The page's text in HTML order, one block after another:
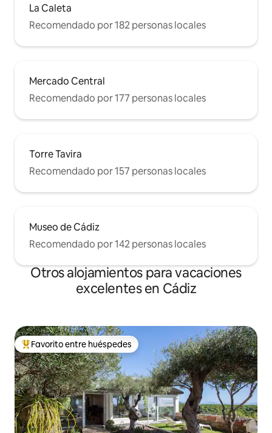
La Caleta
Recomendado por 182 personas locales
Mercado Central
Recomendado por 177 personas locales
Torre Tavira
Recomendado por 157 personas locales
Museo de Cádiz
Recomendado por 142 personas locales
Otros alojamientos para vacaciones
excelentes en Cádiz
Favorito entre huéspedes preferido
Favorito entre huéspedes